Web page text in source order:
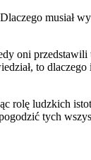
musiał
oni
to dlaczego
rolę ludzkich
tych